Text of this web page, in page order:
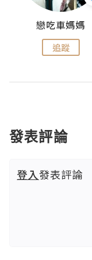
戀吃車媽媽
追蹤
發表評論
登入發表評論